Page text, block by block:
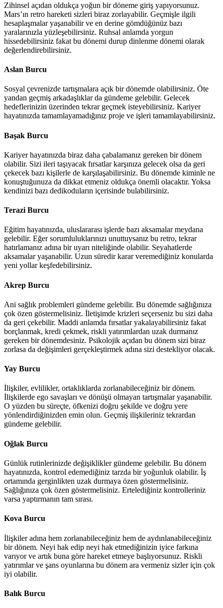
Zihinsel açıdan oldukça yoğun bir döneme giriş yapıyorsunuz.
Mars’ın retro hareketi sizleri biraz zorlayabilir. Geçmişle ilgili
hesaplaşmalar yaşanabilir ve en derine gömdüğünüz bazı
yaralarınızla yüzleşebilirsiniz. Ruhsal anlamda yorgun
hissedebilirsiniz fakat bu dönemi durup dinlenme dönemi olarak
değerlendirebilirsiniz.
Aslan Burcu
Sosyal çevrenizde tartışmalara açık bir dönemde olabilirsiniz. Öte
yandan geçmiş arkadaşlıklar da gündeme gelebilir. Gelecek
hedeflerinizin üzerinden tekrar geçmek isteyebilirsiniz. Kariyer
hayatınızda tamamlayamadığınız proje ve işleri tamamlayabilirsiniz.
Başak Burcu
Kariyer hayatınızda biraz daha çabalamanız gereken bir dönem
olabilir. Sizi ileri taşıyacak fırsatlar karşınıza gelecek olsa da geri
çekecek bazı kişilerle de karşılaşabilirsiniz. Bu dönemde kiminle ne
konuştuğunuza da dikkat etmeniz oldukça önemli olacaktır. Yoksa
kendinizi bazı dedikoduların içerisinde bulabilirsiniz.
Terazi Burcu
Eğitim hayatınızda, uluslararası işlerde bazı aksamalar meydana
gelebilir. Eğer sorumluluklarınızı unuttuysanız bu retro, tekrar
hatırlamanız adına bir uyarı niteliğinde olabilir. Seyahatlerde
aksamalar yaşanabilir. Uzun süredir karar veremediğiniz konularda
yeni yollar keşfedebilirsiniz.
Akrep Burcu
Ani sağlık problemleri gündeme gelebilir. Bu dönemde sağlığınıza
çok özen göstermelisiniz. İletişimde krizleri seçerseniz bu sizi daha
da geri çekebilir. Maddi anlamda fırsatlar yakalayabilirsiniz fakat
borçlanmak, kredi çekmek, riskli yatırımlardan uzak durmanız
gereken bir dönemdesiniz. Psikolojik açıdan bu dönem sizi biraz
zorlasa da değişimleri gerçekleştirmek adına sizi destekliyor olacak.
Yay Burcu
İlişkiler, evlilikler, ortaklıklarda zorlanabileceğiniz bir dönem.
İlişkilerde ego savaşları ve dönüşü olmayan tartışmalar yaşanabilir.
O yüzden bu süreçte, öfkenizi doğru şekilde ve doğru yere
yönlendirdiğinizden emin olun. Geçmiş ilişkileriniz tekrardan
gündeme gelebilir.
Oğlak Burcu
Günlük rutinlerinizde değişiklikler gündeme gelebilir. Bu dönem
hayatınızda, kontrol edemediğiniz tarzda bir yoğunluk olabilir. İş
ortamında gerginlikten uzak durmaya özen göstermelisiniz.
Sağlığınıza çok özen göstermelisiniz. Ertelediğiniz kontrolleriniz
varsa yaptırmanın tam sırası.
Kova Burcu
İlişkiler adına hem zorlanabileceğiniz hem de aydınlanabileceğiniz
bir dönem. Neyi hak edip neyi hak etmediğinizin iyice farkına
varıyor ve artık buna göre hareket etmeye başlıyorsunuz. Riskli
yatırımlar ve şans oyunlarına bu dönem ara vermeniz sizler için çok
iyi olabilir.
Balık Burcu